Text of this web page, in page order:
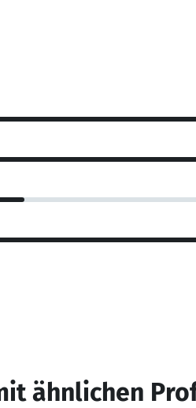
ähnlichen